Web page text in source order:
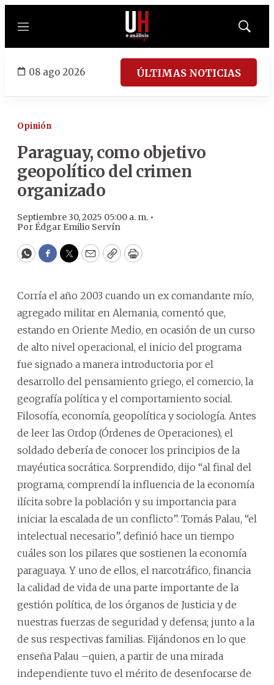
Menú
Mostrar
08 ago 2026 ÚLTIMAS NOTICIAS
Opinión
Paraguay, como objetivo
geopolítico del crimen
organizado
Septiembre 30, 2025 05:00 a. m. •
Por Édgar Emilio Servín
WhatsApp
Facebook
Twitter
EmailCopyPrint
Corría el año 2003 cuando un ex comandante mío,
agregado militar en Alemania, comentó que,
estando en Oriente Medio, en ocasión de un curso
de alto nivel operacional, el inicio del programa
fue signado a manera introductoria por el
desarrollo del pensamiento griego, el comercio, la
geografía política y el comportamiento social.
Filosofía, economía, geopolítica y sociología. Antes
de leer las Ordop (Órdenes de Operaciones), el
soldado debería de conocer los principios de la
mayéutica socrática. Sorprendido, dijo “al final del
programa, comprendí la influencia de la economía
ilícita sobre la población y su importancia para
iniciar la escalada de un conflicto”. Tomás Palau, “el
intelectual necesario”, definió hace un tiempo
cuáles son los pilares que sostienen la economía
paraguaya. Y uno de ellos, el narcotráfico, financia
la calidad de vida de una parte importante de la
gestión política, de los órganos de Justicia y de
nuestras fuerzas de seguridad y defensa; junto a la
de sus respectivas familias. Fijándonos en lo que
enseña Palau –quien, a partir de una mirada
independiente tuvo el mérito de desenfocarse de